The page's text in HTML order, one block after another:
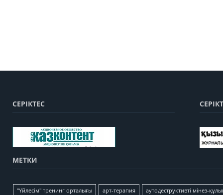
СЕРІКТЕС
МЕТКИ
"Үйлесім" тренинг орталығы арт-терапия аутодеструктивті мінез-